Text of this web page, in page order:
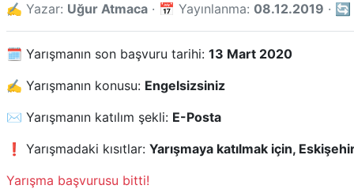
✍️ Yazar: Uğur Atmaca · 📅 Yayınlanma: 08.12.2019 ·
🗓️ Yarışmanın son başvuru tarihi: 13 Mart 2020
✍️ Yarışmanın konusu: Engelsizsiniz
✉️ Yarışmanın katılım şekli: E-Posta
❗ Yarışmadaki kısıtlar: Yarışmaya katılmak için,
Yarışma başvurusu bitti!